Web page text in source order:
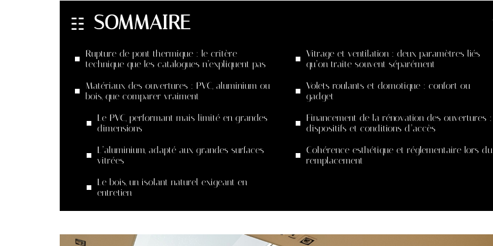
SOMMAIRE
Rupture de pont thermique : le critère
technique que les catalogues n’expliquent pas
Matériaux des ouvertures : PVC, aluminium ou
bois, que comparer vraiment
Le PVC, performant mais limité en grandes
dimensions
L’aluminium, adapté aux grandes surfaces
vitrées
Le bois, un isolant naturel exigeant en
entretien
Vitrage et ventilation : deux paramètres liés
qu’on traite souvent séparément
Volets roulants et domotique : confort ou
gadget
Financement de la rénovation des ouvertures :
dispositifs et conditions d’accès
Cohérence esthétique et réglementaire lors du
remplacement